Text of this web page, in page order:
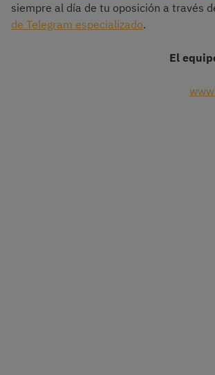
siempre al día de tu oposición a través
de Telegram especializado.
El